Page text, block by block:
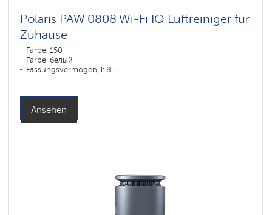
Polaris PAW 0808 Wi-Fi IQ Luftreiniger für
Zuhause
Farbe: 150
Farbe: белый
Fassungsvermögen, l: 8 l
Ansehen